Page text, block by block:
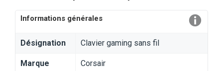
Informations générales
Désignation Clavier gaming sans fil
Marque Corsair